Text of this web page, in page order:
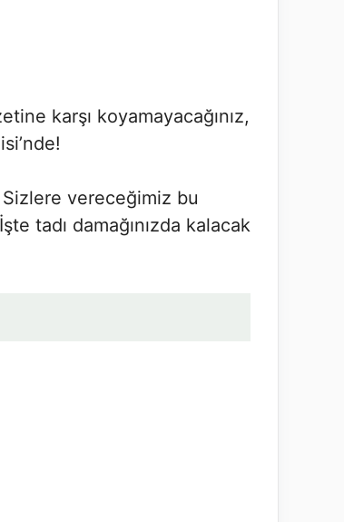
karşı koyamayacağınız,
vereceğimiz bu
tadı damağınızda kalacak